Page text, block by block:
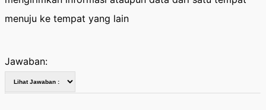
menuju ke tempat yang lain
Jawaban: